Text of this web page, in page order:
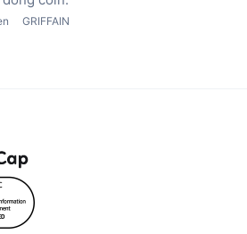
GRIFFAIN